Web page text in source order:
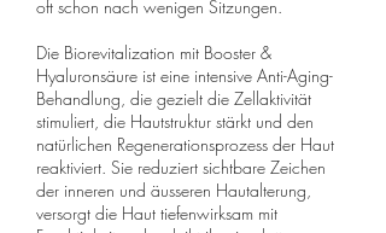
oft schon nach wenigen Sitzungen.
Die Biorevitalization mit Booster &
Hyaluronsäure ist eine intensive Anti-Aging-
Behandlung, die gezielt die Zellaktivität
stimuliert, die Hautstruktur stärkt und den
natürlichen Regenerationsprozess der Haut
reaktiviert. Sie reduziert sichtbare Zeichen
der inneren und äusseren Hautalterung,
versorgt die Haut tiefenwirksam mit